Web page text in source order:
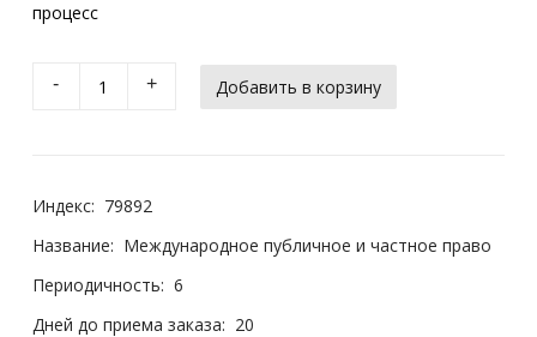
процесс
- +
Индекс: 79892
Название: Международное публичное и частное право
Периодичность: 6
Дней до приема заказа: 20